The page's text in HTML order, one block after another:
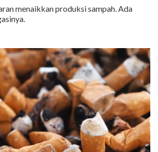
menaikkan produksi sampah. Ada